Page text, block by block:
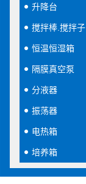
升降台
搅拌棒.搅拌子
恒温恒湿箱
隔膜真空泵
分液器
振荡器
电热箱
培养箱